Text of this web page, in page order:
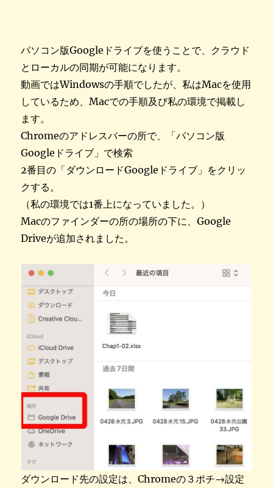
パソコン版Googleドライブを使うことで、クラウド
とローカルの同期が可能になります。
動画ではWindowsの手順でしたが、私はMacを使用
しているため、Macでの手順及び私の環境で掲載し
ます。
Chromeのアドレスバーの所で、「パソコン版
Googleドライブ」で検索
2番目の「ダウンロードGoogleドライブ」をクリッ
クする。
（私の環境では1番上になっていました。）
Macのファインダーの所の場所の下に、Google
Driveが追加されました。
ダウンロード先の設定は、Chromeの３ポチ→設定